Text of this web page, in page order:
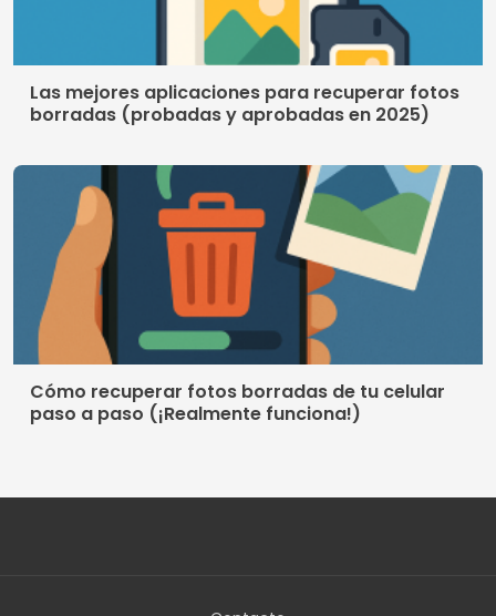
Cómo recuperar fotos borradas de tu celular
Contacto
Quienes somos
Política de privacidad